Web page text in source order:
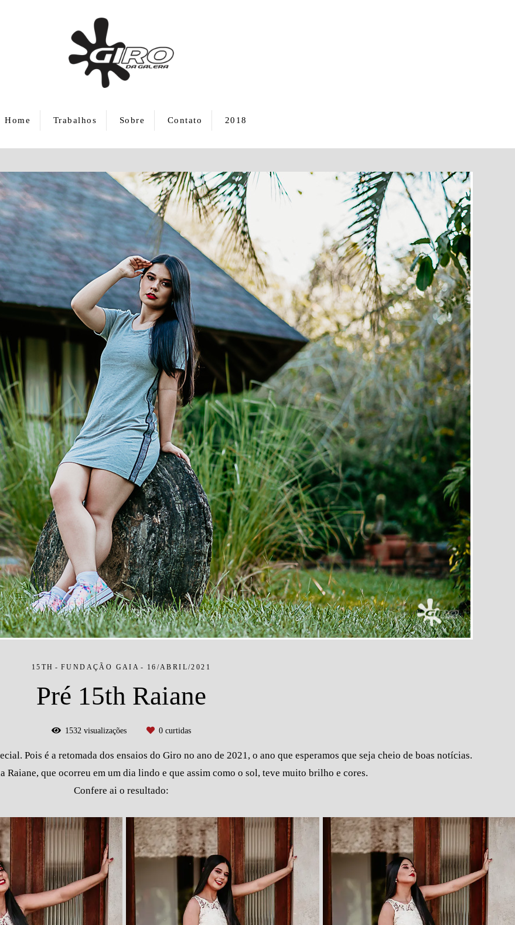
Home Trabalhos Sobre Contato 2018
15TH FUNDAÇÃO GAIA 16/ABRIL/2021
Pré 15th Raiane
1532 visualizações 0 curtidas
Pois é a retomada dos ensaios do Giro no ano de 2021, o ano que esperamos que seja cheio de boas notícias.
Raiane, que ocorreu em um dia lindo e que assim como o sol, teve muito brilho e cores.
Confere ai o resultado: